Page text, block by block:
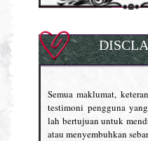
Semua maklumat,
testimoni pengguna
lah bertujuan untuk
atau menyembuhkan